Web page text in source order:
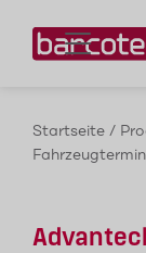
Startseite /